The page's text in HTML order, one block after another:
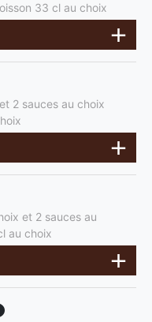
33 cl au choix
2 sauces au choix
et 2 sauces au
au choix